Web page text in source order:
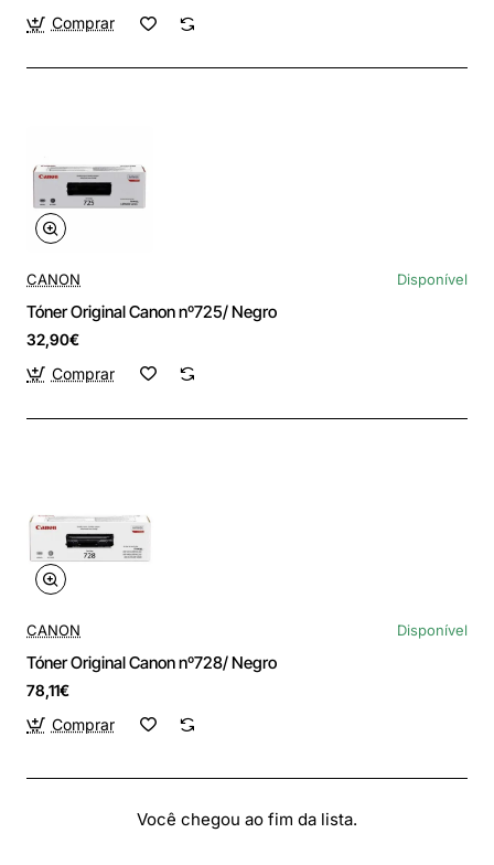
Comprar
CANON Disponível
Tóner Original Canon nº725/ Negro
32,90€
Comprar
CANON Disponível
Tóner Original Canon nº728/ Negro
78,11€
Comprar
Você chegou ao fim da lista.